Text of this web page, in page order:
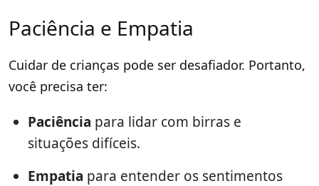
Paciência e Empatia
Cuidar de crianças pode ser desafiador. Portanto,
você precisa ter:
Paciência para lidar com birras e
situações difíceis.
Empatia para entender os sentimentos